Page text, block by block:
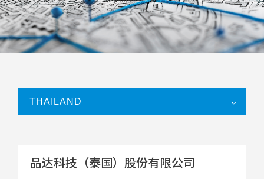
THAILAND
品达科技（泰国）股份有限公司